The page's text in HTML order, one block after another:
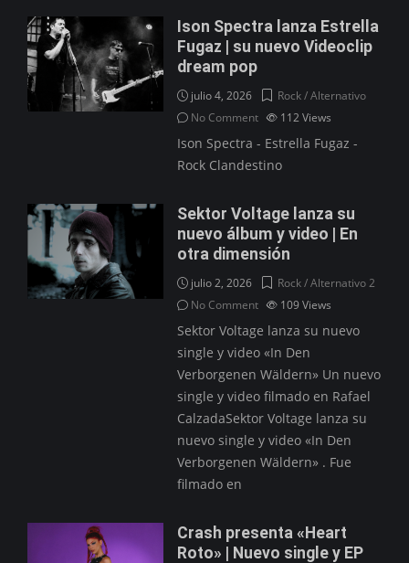
Ison Spectra lanza Estrella
Fugaz | su nuevo Videoclip
dream pop
julio 4, 2026
Rock / Alternativo
No Comment
112Views
Ison Spectra - Estrella Fugaz -
Rock Clandestino
Sektor Voltage lanza su
nuevo álbum y video | En
otra dimensión
julio 2, 2026
Rock / Alternativo 2
No Comment
109Views
Sektor Voltage lanza su nuevo
single y video «In Den
Verborgenen Wäldern» Un nuevo
single y video filmado en Rafael
CalzadaSektor Voltage lanza su
nuevo single y video «In Den
Verborgenen Wäldern» . Fue
filmado en
Crash presenta «Heart
Roto» | Nuevo single y EP